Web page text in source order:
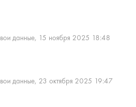
данные, 15 ноября 2025 18:48
данные, 23 октября 2025 19:47